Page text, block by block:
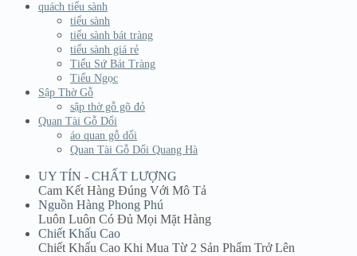
quách tiểu sành
tiểu sành
tiểu sành bát tràng
tiểu sành giá rẻ
Tiểu Sứ Bát Tràng
Tiểu Ngọc
Sập Thờ Gỗ
sập thờ gỗ gõ đỏ
Quan Tài Gỗ Dổi
áo quan gỗ dổi
Quan Tài Gỗ Dổi Quang Hà
UY TÍN - CHẤT LƯỢNG
Cam Kết Hàng Đúng Với Mô Tả
Nguồn Hàng Phong Phú
Luôn Luôn Có Đủ Mọi Mặt Hàng
Chiết Khấu Cao
Chiết Khấu Cao Khi Mua Từ 2 Sản Phẩm Trở Lên